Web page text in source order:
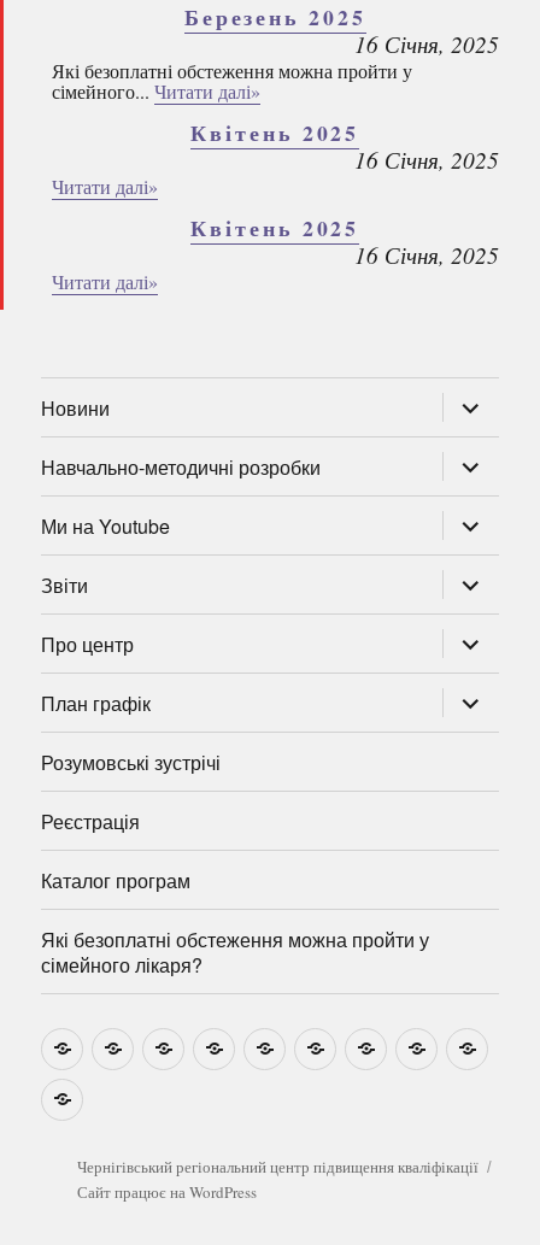
Березень 2025
16 Січня, 2025
Які безоплатні обстеження можна пройти у
сімейного... Читати далі»
Квітень 2025
16 Січня, 2025
Читати далі»
Квітень 2025
16 Січня, 2025
Читати далі»
Новини
підменю
Навчально-методичні розробки
підменю
Ми на Youtube
підменю
Звіти
підменю
Про центр
підменю
План графік
підменю
Розумовські зустрічі
Реєстрація
Каталог програм
Які безоплатні обстеження можна пройти у
сімейного лікаря?
НовиниНавчально-
методичні
Ми
на
Звіти Про
центр
План
графік
Розумовські
зустрічі
Реєстрація
Які
безоплатні
можна
пройти
у
Чернігівський регіональний центр підвищення кваліфікації
Сайт працює на WordPress